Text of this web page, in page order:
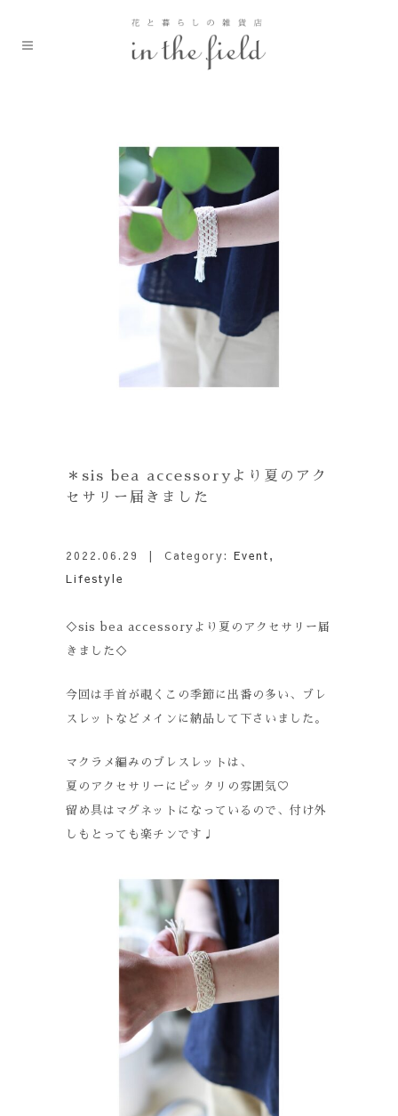
＊sis bea accessoryより夏のアク
セサリー届きました
2022.06.29 | Category: Event,
Lifestyle
◇sis bea accessoryより夏のアクセサリー届
きました◇
今回は手首が覗くこの季節に出番の多い、ブレ
スレットなどメインに納品して下さいました。
マクラメ編みのブレスレットは、
夏のアクセサリーにピッタリの雰囲気♡
留め具はマグネットになっているので、付け外
しもとっても楽チンです♩